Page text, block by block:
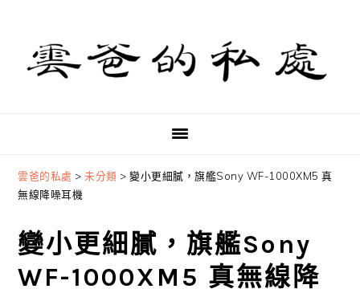
primary
navigation
content
primary
sidebar
雲爸的私處 >未分類 >變小更細膩，旗艦Sony WF-1000XM5 真
無線降噪耳機
變小更細膩，旗艦Sony
WF-1000XM5 真無線降